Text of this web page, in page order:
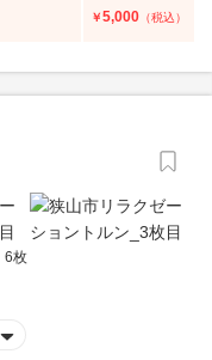
￥5,000 （税込）
6枚